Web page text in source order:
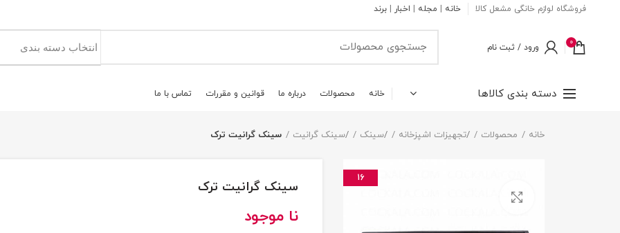
فروشگاه لوازم خانگی مشعل کالا خانه مجله اخبار برند
0 ورود / ثبت نام
دسته بندی کالاها خانه محصولات درباره ما قوانين و مقررات تماس با ما
خانه محصولات /تجهیزات اشپزخانه /سینک /سینک گرانیت سینک گرانیت ترک
16
سینک گرانیت ترک
نا موجود